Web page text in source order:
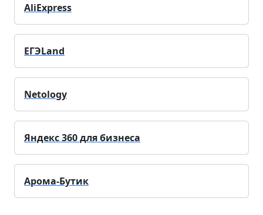
AliExpress
ЕГЭLand
Netology
Яндекс 360 для бизнеса
Арома-Бутик